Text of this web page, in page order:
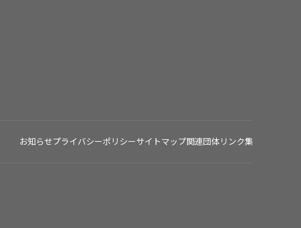
お知らせプライバシーポリシーサイトマップ関連団体リンク集